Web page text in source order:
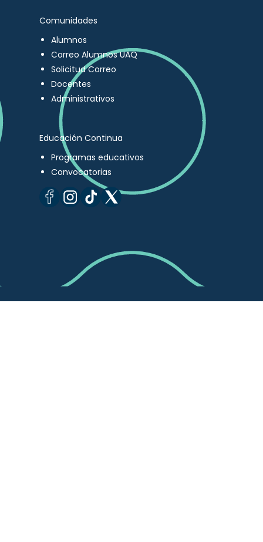
Comunidades
Alumnos
Correo Alumnos UAQ
Solicitud Correo
Docentes
Administrativos
Educación Continua
Programas educativos
Convocatorias